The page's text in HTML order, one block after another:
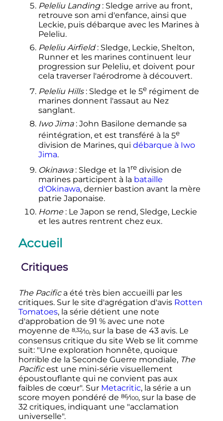
Peleliu Landing : Sledge arrive au front,
retrouve son ami d'enfance, ainsi que
Leckie, puis débarque avec les Marines à
Peleliu.
Peleliu Airfield : Sledge, Leckie, Shelton,
Runner et les marines continuent leur
progression sur Peleliu, et doivent pour
cela traverser l'aérodrome à découvert.
Peleliu Hills : Sledge et le 5e régiment de
marines donnent l'assaut au Nez
sanglant.
Iwo Jima : John Basilone demande sa
réintégration, et est transféré à la 5e
division de Marines, qui débarque à Iwo
Jima.
Okinawa : Sledge et la 1re division de
marines participent à la bataille
d'Okinawa, dernier bastion avant la mère
patrie Japonaise.
Home : Le Japon se rend, Sledge, Leckie
et les autres rentrent chez eux.
Accueil
Critiques
The Pacifica été très bien accueilli par les
critiques. Sur le site d'agrégation d'avis Rotten
Tomatoes, la série détient une note
d'approbation de 91 % avec une note
moyenne de 8,32⁄10, sur la base de 43 avis. Le
consensus critique du site Web se lit comme
suit: "Une exploration honnête, quoique
horrible de la Seconde Guerre mondiale, The
Pacificest une mini-série visuellement
époustouflante qui ne convient pas aux
faibles de cœur". Sur Metacritic, la série a un
score moyen pondéré de 86⁄100, sur la base de
32 critiques, indiquant une "acclamation
universelle".